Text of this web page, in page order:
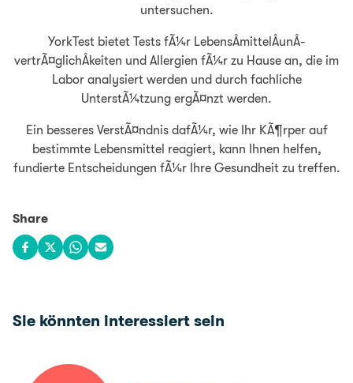
untersuchen.
YorkTest bietet Tests fÃ¼r LebensÂ­mittelÂ­unÂ­
vertrÃ¤glichÂ­keiten und Allergien fÃ¼r zu Hause an, die im
Labor analysiert werden und durch fachliche
UnterstÃ¼tzung ergÃ¤nzt werden.
Ein besseres VerstÃ¤ndnis dafÃ¼r, wie Ihr KÃ¶rper auf
bestimmte Lebensmittel reagiert, kann Ihnen helfen,
fundierte Entscheidungen fÃ¼r Ihre Gesundheit zu treffen.
Share
Share on Facebook
Share on X
Share on WhatsApp
Share via email
Sie könnten interessiert sein